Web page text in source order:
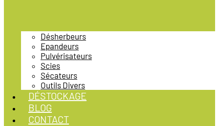
Désherbeurs
Epandeurs
Pulvérisateurs
Scies
Sécateurs
Outils Divers
DÉSTOCKAGE
BLOG
CONTACT